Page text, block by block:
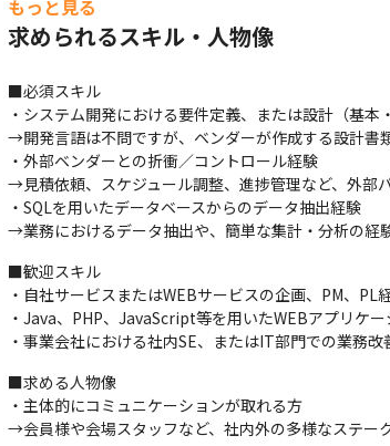
受入テスト（UAT）の実施、社内周知、リリース立ち
▽データ抽出・分析
※開発実務は外部ベンダーに依頼しているため、上流
もっと見る
求められるスキル・人物像
■必須スキル
・システム開発における要件定義、または設計（基本
→開発言語は不問ですが、ベンダーが作成する設計書
・外部ベンダーとの折衝／コントロール経験
→見積依頼、スケジュール調整、進捗管理など、外部
・SQLを用いたデータベースからのデータ抽出経験
→業務におけるデータ抽出や、簡単な集計・分析の経
■歓迎スキル
・自社サービスまたはWEBサービスの企画、PM、PL
・Java、PHP、JavaScript等を用いたWEBアプリケ
・事業会社における社内SE、またはIT部門での業務改
■求める人物像
・主体的にコミュニケーションが取れる方
→会員様や会場スタッフなど、社内外の多様なステー